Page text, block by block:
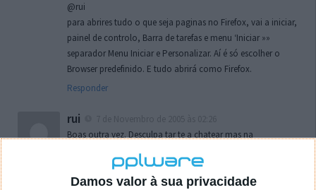
Damos valor à sua privacidade
@rui
para abrires tudo o que seja paginas no Firefox, vai a iniciar,
painel de controlo, Barra de tarefas e menu ‘Iniciar »»
separador Menu Iniciar e Personalizar. Aí é só escolher o
Browser predefinido. E tudo abrirá como Firefox.
Responder
rui
Boas outra vez. Desculpa tar te a chatear mas na
o firefox como browser predefenido
de control tudo e nada. Tou a comecar a desesperar, ate ja